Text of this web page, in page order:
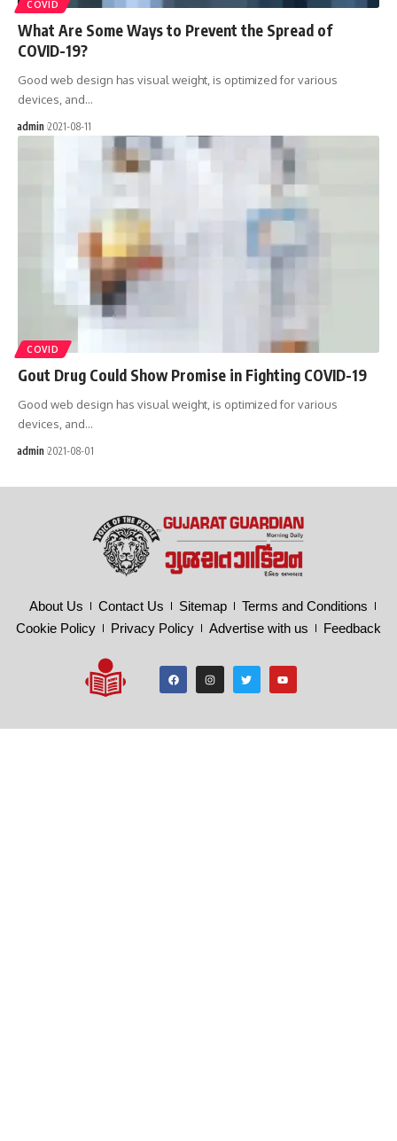
COVID
What Are Some Ways to Prevent the Spread of
COVID-19?
Good web design has visual weight, is optimized for various
devices, and…
admin 2021-08-11
COVID
Gout Drug Could Show Promise in Fighting COVID-19
Good web design has visual weight, is optimized for various
devices, and…
admin 2021-08-01
About Us Contact Us Sitemap
Terms and Conditions
Cookie Policy
Privacy Policy Advertise with us Feedback